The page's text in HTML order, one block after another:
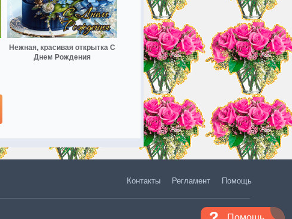
Нежная, красивая открытка С
Днем Рождения
Контакты Регламент Помощь